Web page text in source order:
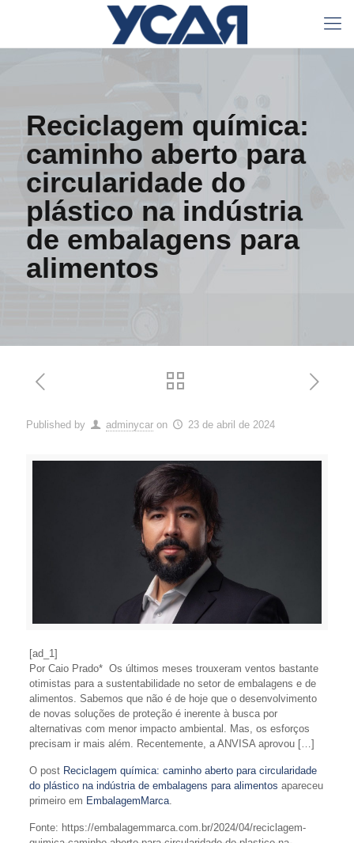
Reciclagem química:
caminho aberto para
circularidade do
plástico na indústria
de embalagens para
alimentos
Published by adminycar on 23 de abril de 2024
[ad_1]
Por Caio Prado* Os últimos meses trouxeram ventos bastante
otimistas para a sustentabilidade no setor de embalagens e de
alimentos. Sabemos que não é de hoje que o desenvolvimento
de novas soluções de proteção é inerente à busca por
alternativas com menor impacto ambiental. Mas, os esforços
precisam ir mais além. Recentemente, a ANVISA aprovou […]
O post Reciclagem química: caminho aberto para circularidade
do plástico na indústria de embalagens para alimentos apareceu
primeiro em EmbalagemMarca.
Fonte: https://embalagemmarca.com.br/2024/04/reciclagem-